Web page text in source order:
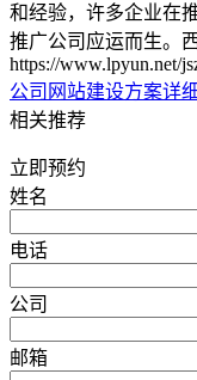
和经验，许多企业在
推广公司应运而生。
https://www.lpyun.net/
公司网站建设方案详
相关推荐
立即预约
姓名
电话
公司
邮箱